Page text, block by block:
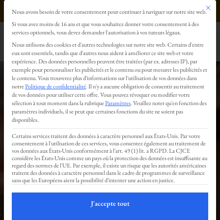
0499293179
Livre d’or
:
Ce
Préférences en matière de confidentialité
Nous avons besoin de votre consentement pour continuer à naviguer sur notre site web.
Si vous avez moins de 16 ans et que vous souhaitez donner votre consentement à des
services optionnels, vous devez demander l'autorisation à vos tuteurs légaux.
Nous utilisons des cookies et d'autres technologies sur notre site web. Certains d'entre
eux sont essentiels, tandis que d'autres nous aident à améliorer ce site web et votre
expérience.Des données personnelles peuvent être traitées (par ex. adresses IP), par
exemple pour personnaliser les publicités et le contenu ou pour mesurer les publicités et
le contenu.Vous trouverez plus d'informations sur l'utilisation de vos données dans
notrePolitique de confidentialité.Il n'y a aucune obligation de consentir au traitement
de vos données pour utiliser cette offre.Vous pouvez révoquer ou modifier votre
sélection à tout moment dans la rubriqueParamètres.Veuillez noter qu'en fonction des
paramètres individuels, il se peut que certaines fonctions du site ne soient pas
disponibles.
Certains services traitent des données à caractère personnel aux États-Unis. Par votre
consentement à l'utilisation de ces services, vous consentez également au traitement de
vos données aux États-Unis conformément à l'art. 49 (1) lit. a RGPD. La CJCE
considère les États-Unis comme un pays où la protection des données est insuffisante au
regard des normes de l'UE. Par exemple, il existe un risque que les autorités américaines
traitent des données à caractère personnel dans le cadre de programmes de surveillance
sans que les Européens aient la possibilité d'intenter une action en justice.
J'accepte tout